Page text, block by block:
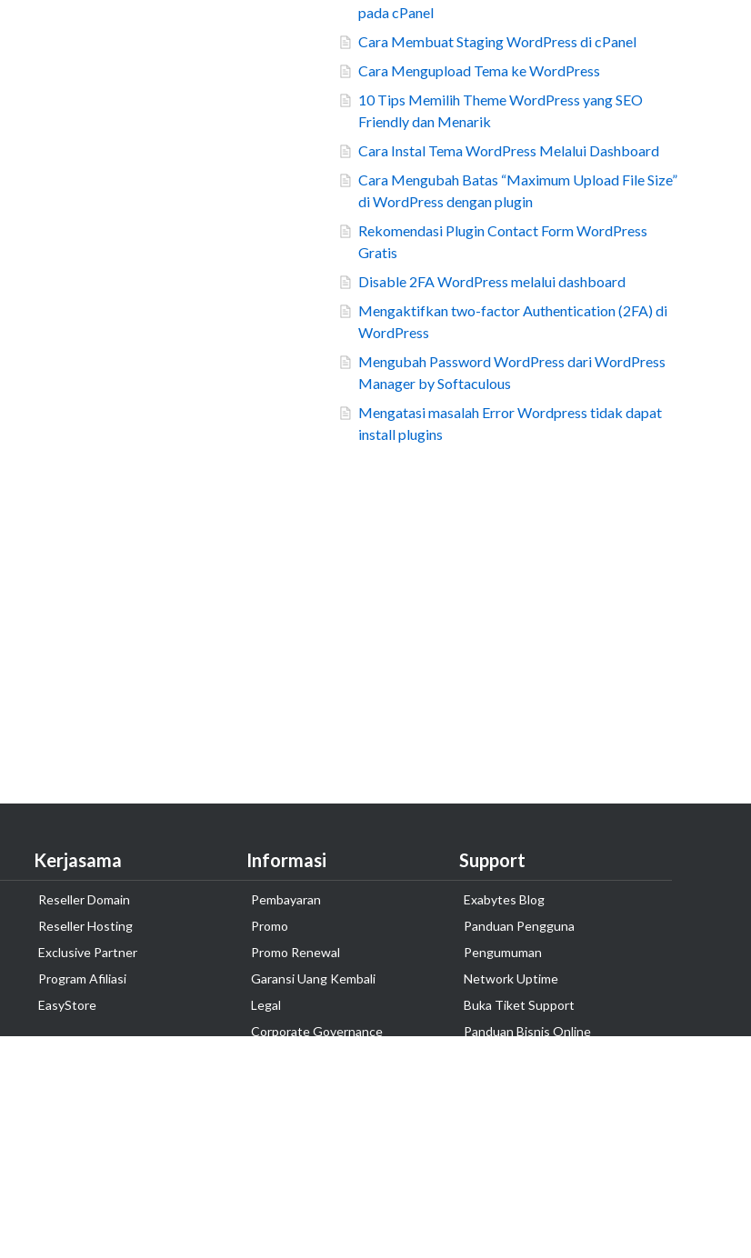
pada cPanel
Cara Membuat Staging WordPress di cPanel
Cara Mengupload Tema ke WordPress
10 Tips Memilih Theme WordPress yang SEO
Friendly dan Menarik
Cara Instal Tema WordPress Melalui Dashboard
Cara Mengubah Batas “Maximum Upload File Size”
di WordPress dengan plugin
Rekomendasi Plugin Contact Form WordPress
Gratis
Disable 2FA WordPress melalui dashboard
Mengaktifkan two-factor Authentication (2FA) di
WordPress
Mengubah Password WordPress dari WordPress
Manager by Softaculous
Mengatasi masalah Error Wordpress tidak dapat
install plugins
Kerjasama
Reseller Domain
Reseller Hosting
Exclusive Partner
Program Afiliasi
EasyStore
Informasi
Pembayaran
Promo
Promo Renewal
Garansi Uang Kembali
Legal
Corporate Governance
Support
Exabytes Blog
Panduan Pengguna
Pengumuman
Network Uptime
Buka Tiket Support
Panduan Bisnis Online